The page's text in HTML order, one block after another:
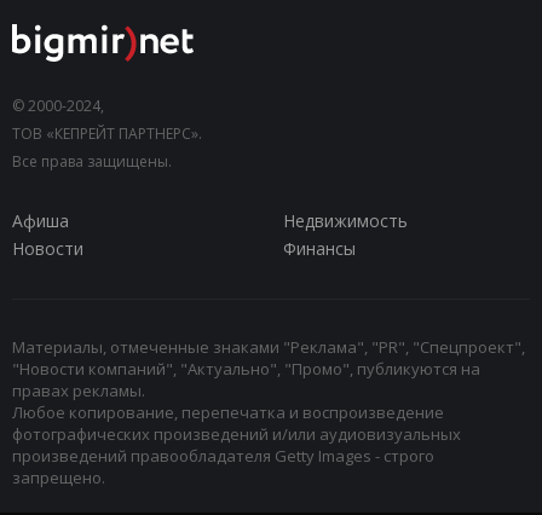
© 2000-2024,
ТОВ «КЕПРЕЙТ ПАРТНЕРС».
Все права защищены.
Афиша
Недвижимость
Новости
Финансы
Материалы, отмеченные знаками "Реклама", "PR", "Спецпроект",
"Новости компаний", "Актуально", "Промо", публикуются на
правах рекламы.
Любое копирование, перепечатка и воспроизведение
фотографических произведений и/или аудиовизуальных
произведений правообладателя Getty Images - строго
запрещено.